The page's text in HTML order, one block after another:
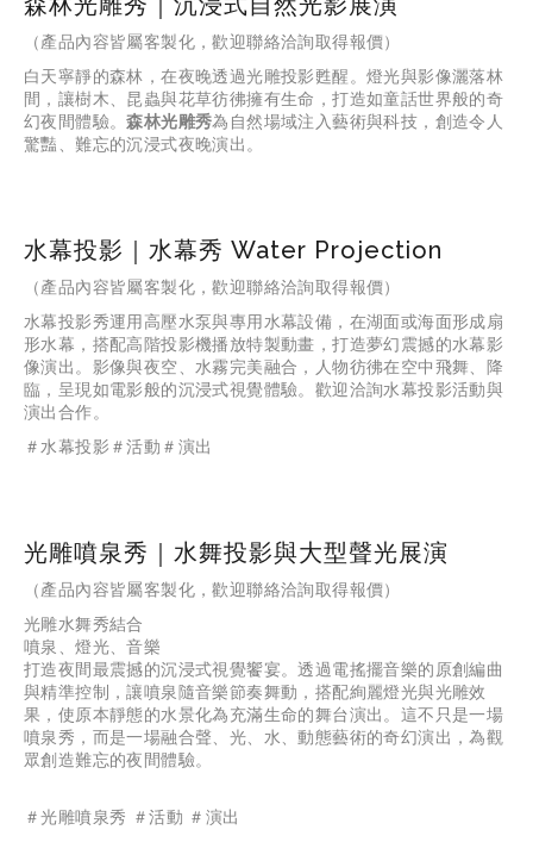
（產品內容皆屬客製化，歡迎聯絡洽詢取得報價）
白天寧靜的森林，在夜晚透過光雕投影甦醒。燈光與影像灑落林
間，讓樹木、昆蟲與花草彷彿擁有生命，打造如童話世界般的奇
幻夜間體驗。森林光雕秀為自然場域注入藝術與科技，創造令人
驚豔、難忘的沉浸式夜晚演出。
水幕投影｜水幕秀 Water Projection
（產品內容皆屬客製化，歡迎聯絡洽詢取得報價）
水幕投影秀運用高壓水泵與專用水幕設備，在湖面或海面形成扇
形水幕，搭配高階投影機播放特製動畫，打造夢幻震撼的水幕影
像演出。影像與夜空、水霧完美融合，人物彷彿在空中飛舞、降
臨，呈現如電影般的沉浸式視覺體驗。歡迎洽詢水幕投影活動與
演出合作。
＃水幕投影＃活動＃演出
光雕噴泉秀｜水舞投影與大型聲光展演
（產品內容皆屬客製化，歡迎聯絡洽詢取得報價）
光雕水舞秀結合
噴泉、燈光、音樂
打造夜間最震撼的沉浸式視覺饗宴。透過電搖擺音樂的原創編曲
與精準控制，讓噴泉隨音樂節奏舞動，搭配絢麗燈光與光雕效
果，使原本靜態的水景化為充滿生命的舞台演出。這不只是一場
噴泉秀，而是一場融合聲、光、水、動態藝術的奇幻演出，為觀
眾創造難忘的夜間體驗。
＃光雕噴泉秀 ＃活動 ＃演出